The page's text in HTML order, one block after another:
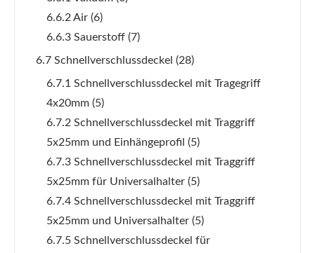
6.6.2 Air (6)
6.6.3 Sauerstoff (7)
6.7 Schnellverschlussdeckel (28)
6.7.1 Schnellverschlussdeckel mit Tragegriff
4x20mm (5)
6.7.2 Schnellverschlussdeckel mit Traggriff
5x25mm und Einhängeprofil (5)
6.7.3 Schnellverschlussdeckel mit Traggriff
5x25mm für Universalhalter (5)
6.7.4 Schnellverschlussdeckel mit Traggriff
5x25mm und Universalhalter (5)
6.7.5 Schnellverschlussdeckel für